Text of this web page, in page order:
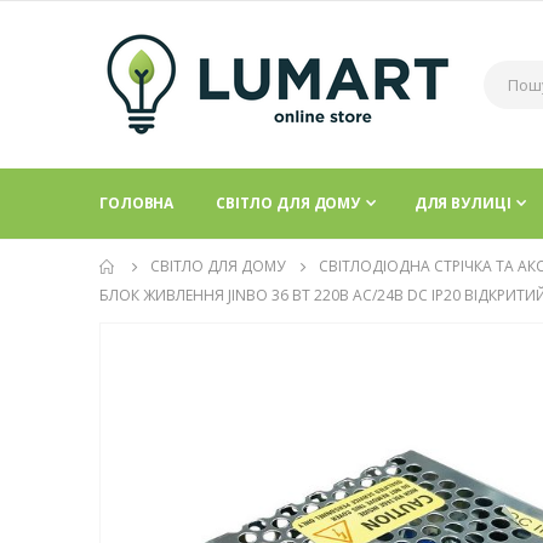
ГОЛОВНА СВІТЛО ДЛЯ ДОМУ ДЛЯ ВУЛИЦІ
СВІТЛО ДЛЯ ДОМУ СВІТЛОДІОДНА СТРІЧКА ТА
БЛОК ЖИВЛЕННЯ JINBO 36 ВТ 220В AC/24В DC IP20